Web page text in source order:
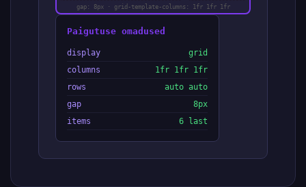
gap: 8px · grid-template-columns: 1fr 1fr 1fr
Paigutuse omadused
display
grid
columns
1fr 1fr 1fr
rows
auto auto
gap
8px
items
6 last